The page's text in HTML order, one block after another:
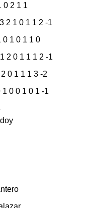
0 2 1 1
2 1 0 1 1 2 -1
0 1 0 1 1 0
2 0 1 1 1 2 -1
0 1 1 1 3 -2
0 0 1 0 1 -1